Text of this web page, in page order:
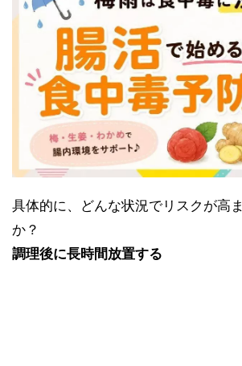
具体的に、どんな状況でリスクが高
か？
調理後に長時間放置する